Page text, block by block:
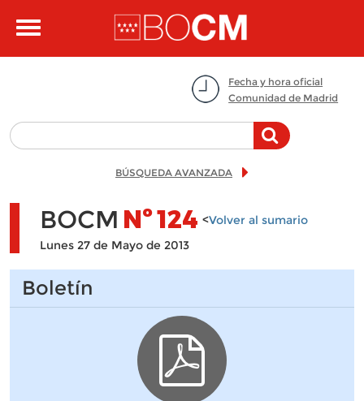
Toggle
Fecha y hora oficial
Comunidad de Madrid
BÚSQUEDA AVANZADA
BOCM Nº124 <Volver al sumario
Lunes 27 de Mayo de 2013
Boletín